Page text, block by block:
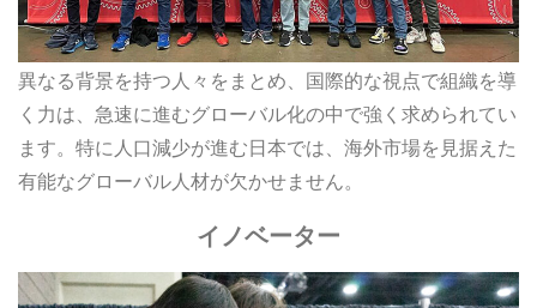
異なる背景を持つ人々をまとめ、国際的な視点で組織を導
く力は、急速に進むグローバル化の中で強く求められてい
ます。特に人口減少が進む日本では、海外市場を見据えた
有能なグローバル人材が欠かせません。
イノベーター